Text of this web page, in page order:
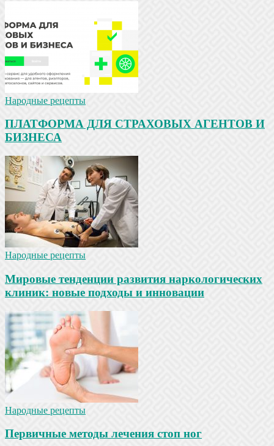
Народные рецепты
ПЛАТФОРМА ДЛЯ СТРАХОВЫХ АГЕНТОВ И
БИЗНЕСА
Народные рецепты
Мировые тенденции развития наркологических
клиник: новые подходы и инновации
Народные рецепты
Первичные методы лечения стоп ног